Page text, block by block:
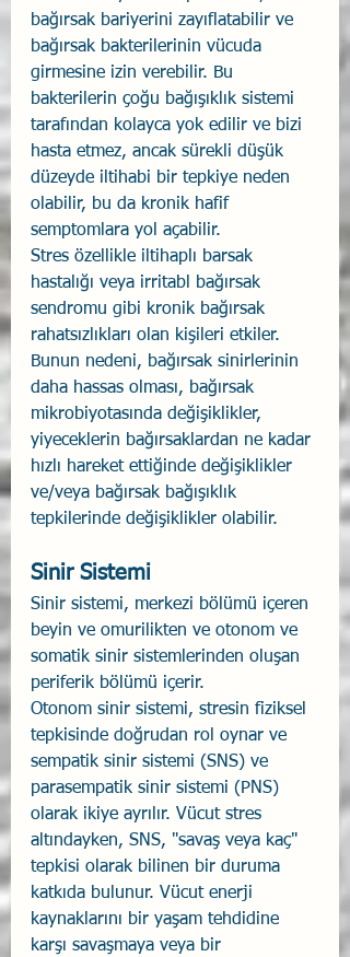
bağırsak bariyerini zayıflatabilir ve
bağırsak bakterilerinin vücuda
girmesine izin verebilir. Bu
bakterilerin çoğu bağışıklık sistemi
tarafından kolayca yok edilir ve bizi
hasta etmez, ancak sürekli düşük
düzeyde iltihabi bir tepkiye neden
olabilir, bu da kronik hafif
semptomlara yol açabilir.
Stres özellikle iltihaplı barsak
hastalığı veya irritabl bağırsak
sendromu gibi kronik bağırsak
rahatsızlıkları olan kişileri etkiler.
Bunun nedeni, bağırsak sinirlerinin
daha hassas olması, bağırsak
mikrobiyotasında değişiklikler,
yiyeceklerin bağırsaklardan ne kadar
hızlı hareket ettiğinde değişiklikler
ve/veya bağırsak bağışıklık
tepkilerinde değişiklikler olabilir.
Sinir Sistemi
Sinir sistemi, merkezi bölümü içeren
beyin ve omurilikten ve otonom ve
somatik sinir sistemlerinden oluşan
periferik bölümü içerir.
Otonom sinir sistemi, stresin fiziksel
tepkisinde doğrudan rol oynar ve
sempatik sinir sistemi (SNS) ve
parasempatik sinir sistemi (PNS)
olarak ikiye ayrılır. Vücut stres
altındayken, SNS, "savaş veya kaç"
tepkisi olarak bilinen bir duruma
katkıda bulunur. Vücut enerji
kaynaklarını bir yaşam tehdidine
karşı savaşmaya veya bir